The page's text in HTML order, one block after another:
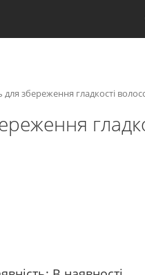
збереження гладкості